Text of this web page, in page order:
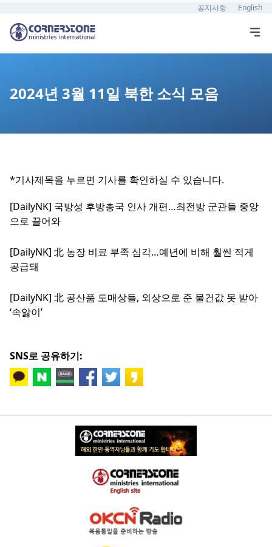
공지사항 English
2024년 3월 11일 북한 소식 모음
*기사제목을 누르면 기사를 확인하실 수 있습니다.
[DailyNK] 국방성 후방총국 인사 개편…최전방 군관들 중앙
으로 끌어와
[DailyNK] 北 농장 비료 부족 심각…예년에 비해 훨씬 적게
공급돼
[DailyNK] 北 공산품 도매상들, 외상으로 준 물건값 못 받아
‘속앓이’
SNS로 공유하기: